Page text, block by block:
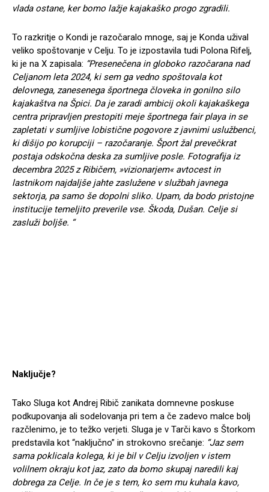
vlada ostane, ker bomo lažje kajakaško progo zgradili.
To razkritje o Kondi je razočaralo mnoge, saj je Konda užival
veliko spoštovanje v Celju. To je izpostavila tudi Polona Rifelj,
ki je na X zapisala: “Presenečena in globoko razočarana nad
Celjanom leta 2024, ki sem ga vedno spoštovala kot
delovnega, zanesenega športnega človeka in gonilno silo
kajakaštva na Špici. Da je zaradi ambicij okoli kajakaškega
centra pripravljen prestopiti meje športnega fair playa in se
zapletati v sumljive lobistične pogovore z javnimi uslužbenci,
ki dišijo po korupciji – razočaranje. Šport žal prevečkrat
postaja odskočna deska za sumljive posle. Fotografija iz
decembra 2025 z Ribičem, »vizionarjem« avtocest in
lastnikom najdaljše jahte zaslužene v službah javnega
sektorja, pa samo še dopolni sliko. Upam, da bodo pristojne
institucije temeljito preverile vse. Škoda, Dušan. Celje si
zasluži boljše. “
Naključje?
Tako Sluga kot Andrej Ribič zanikata domnevne poskuse
podkupovanja ali sodelovanja pri tem a če zadevo malce bolj
razčlenimo, je to težko verjeti. Sluga je v Tarči kavo s Štorkom
predstavila kot “naključno” in strokovno srečanje: “Jaz sem
sama poklicala kolega, ki je bil v Celju izvoljen v istem
volilnem okraju kot jaz, zato da bomo skupaj naredili kaj
dobrega za Celje. In če je s tem, ko sem mu kuhala kavo,